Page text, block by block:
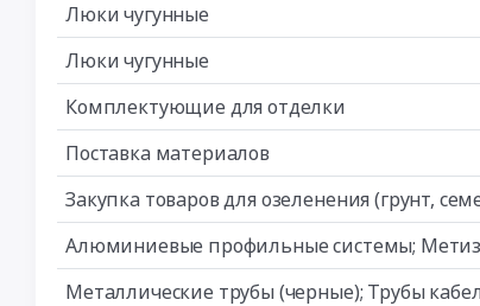
Люки чугунные
Люки чугунные
Комплектующие для отделки
Поставка материалов
Закупка товаров для озеленения (грунт,
Алюминиевые профильные системы;
Металлические трубы (черные); Трубы